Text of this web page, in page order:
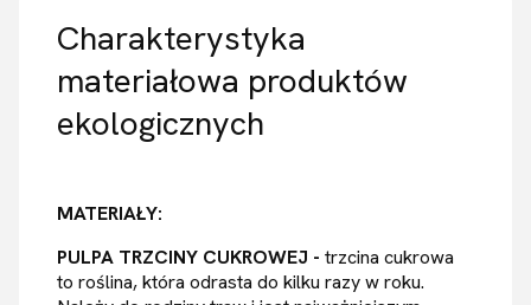
Charakterystyka
materiałowa produktów
ekologicznych
MATERIAŁY:
PULPA TRZCINY CUKROWEJ - trzcina cukrowa
to roślina, która odrasta do kilku razy w roku.